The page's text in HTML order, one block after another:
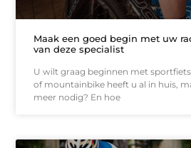
Maak een goed begin met uw
van deze specialist
U wilt graag beginnen met
of mountainbike heeft u al in huis,
meer nodig? En hoe